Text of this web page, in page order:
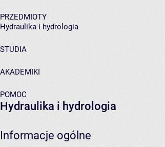
PRZEDMIOTY
Hydraulika i hydrologia
STUDIA
AKADEMIKI
POMOC
Hydraulika i hydrologia
Informacje ogólne